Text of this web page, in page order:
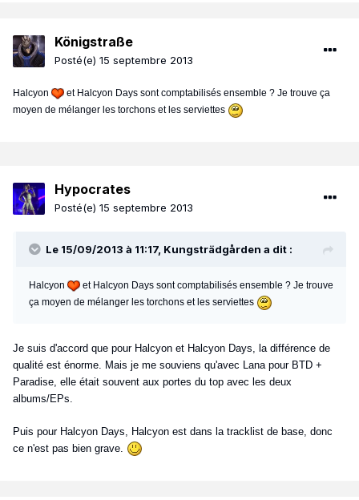
Königstraße
Posté(e) 15 septembre 2013
Halcyon
et Halcyon Days sont comptabilisés ensemble ? Je trouve ça
moyen de mélanger les torchons et les serviettes
Hypocrates
Posté(e) 15 septembre 2013
Le 15/09/2013 à 11:17, Kungsträdgården a dit :
Halcyon
et Halcyon Days sont comptabilisés ensemble ? Je trouve
ça moyen de mélanger les torchons et les serviettes
Je suis d'accord que pour Halcyon et Halcyon Days, la différence de
qualité est énorme. Mais je me souviens qu'avec Lana pour BTD +
Paradise, elle était souvent aux portes du top avec les deux
albums/EPs.
Puis pour Halcyon Days, Halcyon est dans la tracklist de base, donc
ce n'est pas bien grave.